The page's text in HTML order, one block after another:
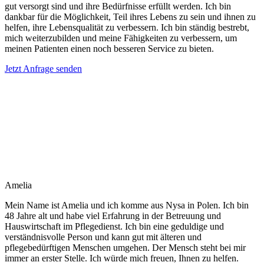
gut versorgt sind und ihre Bedürfnisse erfüllt werden. Ich bin
dankbar für die Möglichkeit, Teil ihres Lebens zu sein und ihnen zu
helfen, ihre Lebensqualität zu verbessern. Ich bin ständig bestrebt,
mich weiterzubilden und meine Fähigkeiten zu verbessern, um
meinen Patienten einen noch besseren Service zu bieten.
Jetzt Anfrage senden
Amelia
Mein Name ist Amelia und ich komme aus Nysa in Polen. Ich bin
48 Jahre alt und habe viel Erfahrung in der Betreuung und
Hauswirtschaft im Pflegedienst. Ich bin eine geduldige und
verständnisvolle Person und kann gut mit älteren und
pflegebedürftigen Menschen umgehen. Der Mensch steht bei mir
immer an erster Stelle. Ich würde mich freuen, Ihnen zu helfen.